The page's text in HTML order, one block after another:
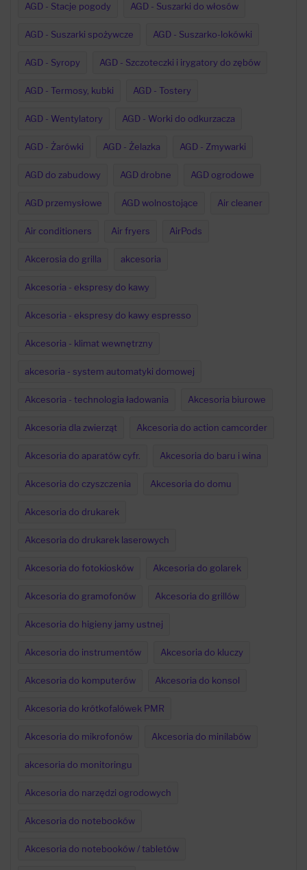
AGD - Stacje pogody AGD - Suszarki do włosów
AGD - Suszarki spożywcze AGD - Suszarko-lokówki
AGD - Syropy AGD - Szczoteczki i irygatory do zębów
AGD - Termosy, kubki AGD - Tostery
AGD - Wentylatory AGD - Worki do odkurzacza
AGD - Żarówki AGD - Żelazka AGD - Zmywarki
AGD do zabudowy AGD drobne AGD ogrodowe
AGD przemysłowe AGD wolnostojące Air cleaner
Air conditioners Air fryers AirPods
Akcerosia do grilla akcesoria
Akcesoria - ekspresy do kawy
Akcesoria - ekspresy do kawy espresso
Akcesoria - klimat wewnętrzny
akcesoria - system automatyki domowej
Akcesoria - technologia ładowania Akcesoria biurowe
Akcesoria dla zwierząt Akcesoria do action camcorder
Akcesoria do aparatów cyfr. Akcesoria do baru i wina
Akcesoria do czyszczenia Akcesoria do domu
Akcesoria do drukarek
Akcesoria do drukarek laserowych
Akcesoria do fotokiosków Akcesoria do golarek
Akcesoria do gramofonów Akcesoria do grillów
Akcesoria do higieny jamy ustnej
Akcesoria do instrumentów Akcesoria do kluczy
Akcesoria do komputerów Akcesoria do konsol
Akcesoria do krótkofalówek PMR
Akcesoria do mikrofonów Akcesoria do minilabów
akcesoria do monitoringu
Akcesoria do narzędzi ogrodowych
Akcesoria do notebooków
Akcesoria do notebooków / tabletów